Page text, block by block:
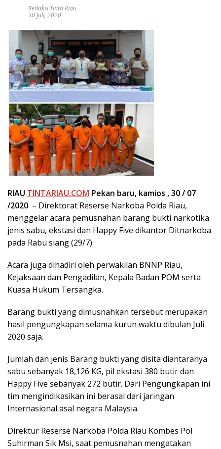
Redaksi Tinta Riau
30 Juli, 2020
RIAU TINTARIAU.COM Pekan baru, kamios , 30 / 07
/2020 – Direktorat Reserse Narkoba Polda Riau,
menggelar acara pemusnahan barang bukti narkotika
jenis sabu, ekstasi dan Happy Five dikantor Ditnarkoba
pada Rabu siang (29/7).
Acara juga dihadiri oleh perwakilan BNNP Riau,
Kejaksaan dan Pengadilan, Kepala Badan POM serta
Kuasa Hukum Tersangka.
Barang bukti yang dimusnahkan tersebut merupakan
hasil pengungkapan selama kurun waktu dibulan Juli
2020 saja.
Jumlah dan jenis Barang bukti yang disita diantaranya
sabu sebanyak 18,126 KG, pil ekstasi 380 butir dan
Happy Five sebanyak 272 butir. Dari Pengungkapan ini
tim mengindikasikan ini berasal dari jaringan
Internasional asal negara Malaysia.
Direktur Reserse Narkoba Polda Riau Kombes Pol
Suhirman Sik Msi, saat pemusnahan mengatakan